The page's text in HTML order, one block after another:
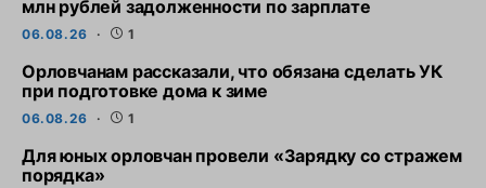
млн рублей задолженности по зарплате
06.08.26 1
Орловчанам рассказали, что обязана сделать УК
при подготовке дома к зиме
06.08.26 1
Для юных орловчан провели «Зарядку со стражем
порядка»